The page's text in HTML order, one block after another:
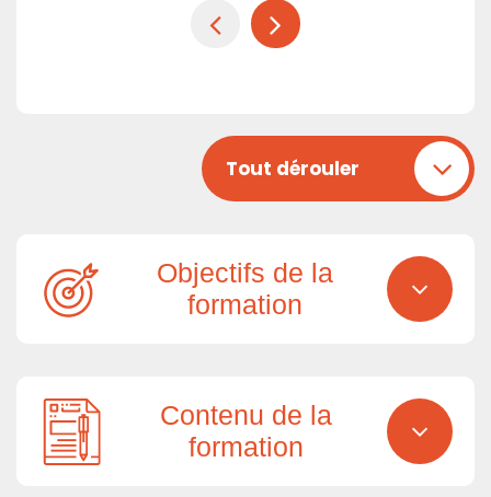
Tout dérouler
Objectifs de la
formation
Contenu de la
formation